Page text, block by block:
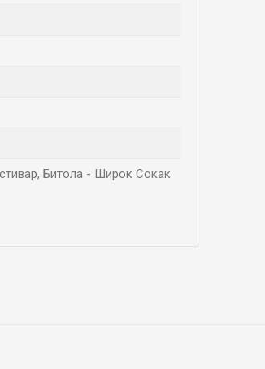
Битола - Широк Сокак